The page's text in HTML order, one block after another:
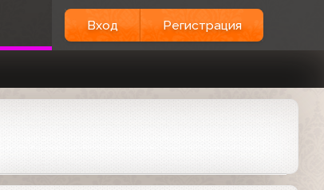
Вход Регистрация